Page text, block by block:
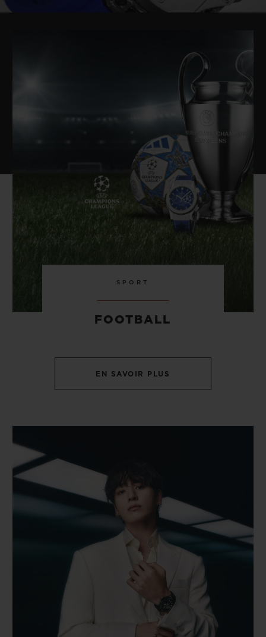
SPORT
FOOTBALL
EN SAVOIR PLUS